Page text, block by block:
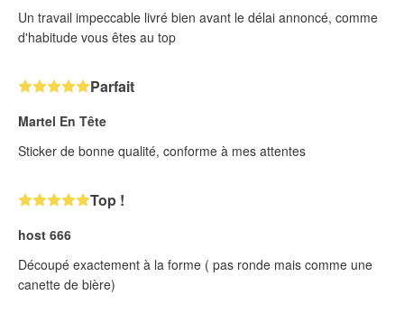
Un travail impeccable livré bien avant le délai annoncé, comme
d'habitude vous êtes au top
Parfait
Martel En Tête
Sticker de bonne qualité, conforme à mes attentes
Top !
host 666
Découpé exactement à la forme ( pas ronde mais comme une
canette de bière)